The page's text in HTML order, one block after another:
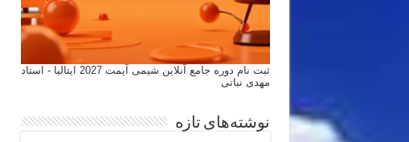
ثبت نام دوره جامع آنلاین شیمی آیمت 2027 ایتالیا - استاد
مهدی نباتی
نوشته‌های تازه